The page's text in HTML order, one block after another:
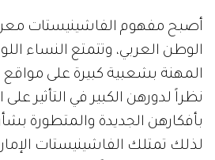
أصبح مفهوم الفاشينيستات
الوطن العربي، وتتمتع النساء
المهنة بشعبية كبيرة على مواقع
نظراً لدورهن الكبير في التأثير
بأفكارهن الجديدة والمتطورة
لذلك تمتلك الفاشينيستات